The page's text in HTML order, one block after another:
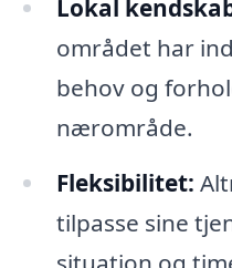
Lokal
området har
behov og
nærområde.
Fleksibilitet:
tilpasse sine